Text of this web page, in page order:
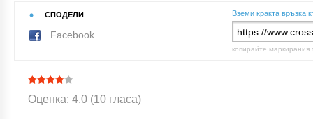
СПОДЕЛИ
Facebook
Вземи кракта връзка
копирайте маркирания
Оценка: 4.0 (10 гласа)